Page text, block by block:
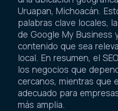
Uruapan, Michoacán.
palabras clave locales,
de Google My Business
contenido que sea
local. En resumen, el
los negocios que
cercanos, mientras que
adecuado para
más amplia.